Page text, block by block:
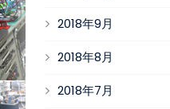
2018年9月
2018年8月
2018年7月